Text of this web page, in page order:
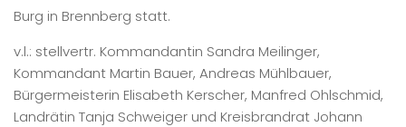
Burg in Brennberg statt.
v.l.: stellvertr. Kommandantin Sandra Meilinger,
Kommandant Martin Bauer, Andreas Mühlbauer,
Bürgermeisterin Elisabeth Kerscher, Manfred Ohlschmid,
Landrätin Tanja Schweiger und Kreisbrandrat Johann